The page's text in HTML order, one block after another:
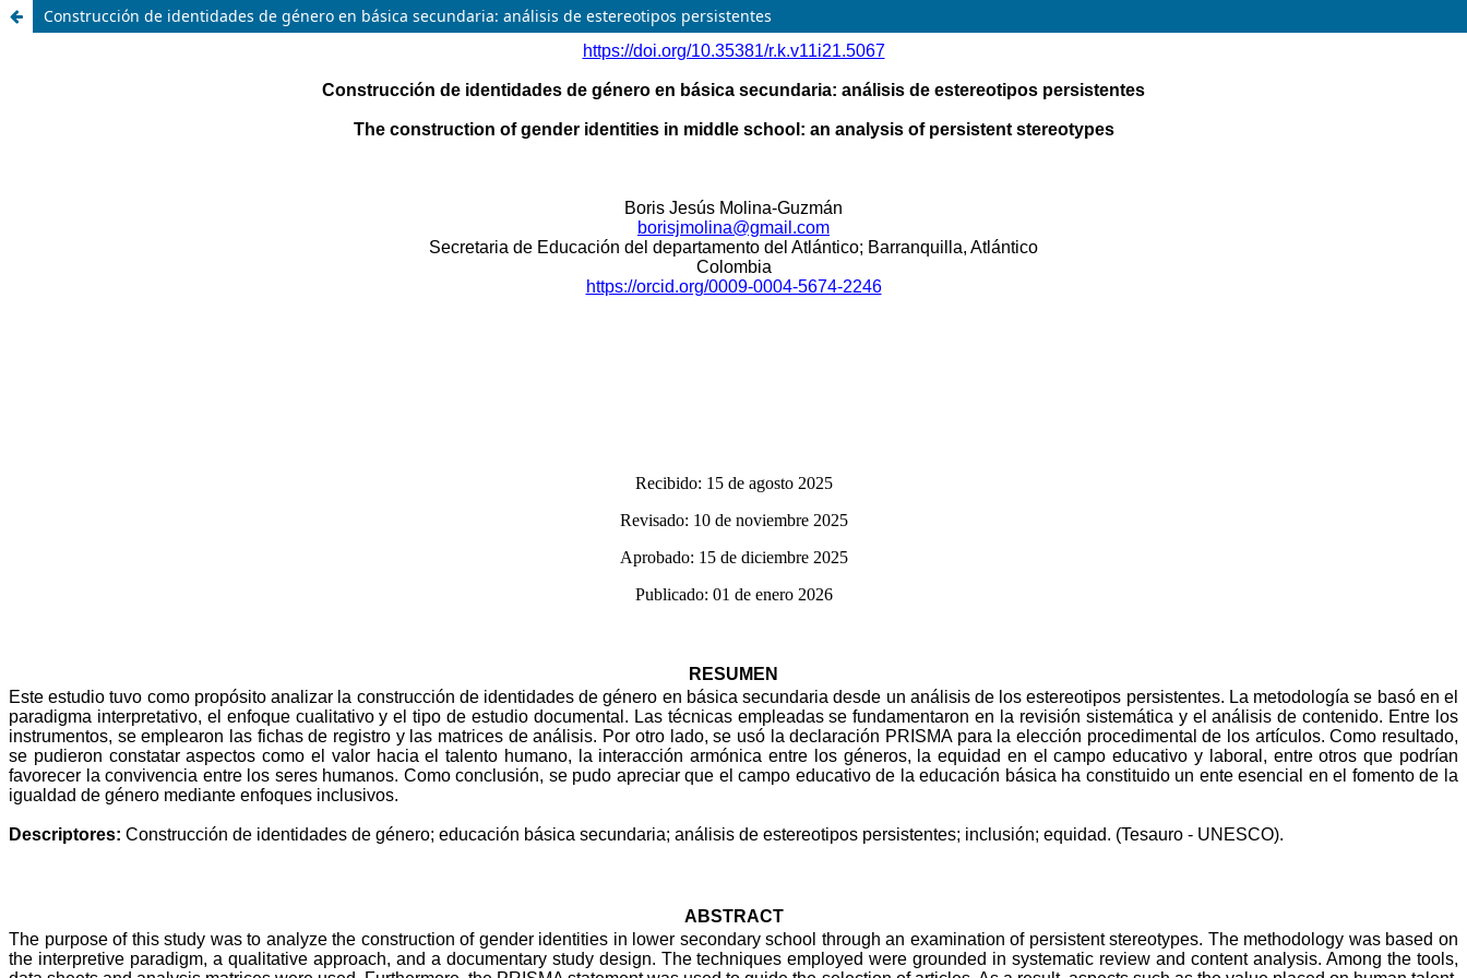
Construcción de identidades de género en básica secundaria: análisis de estereotipos persistentes